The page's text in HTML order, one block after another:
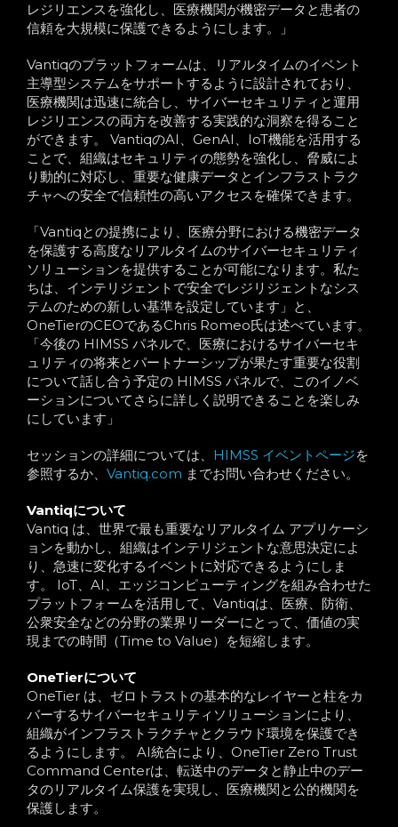
レジリエンスを強化し、医療機関が機密データと患者の
信頼を大規模に保護できるようにします。」
Vantiqのプラットフォームは、リアルタイムのイベント
主導型システムをサポートするように設計されており、
医療機関は迅速に統合し、サイバーセキュリティと運用
レジリエンスの両方を改善する実践的な洞察を得ること
ができます。 VantiqのAI、GenAI、IoT機能を活用する
ことで、組織はセキュリティの態勢を強化し、脅威によ
り動的に対応し、重要な健康データとインフラストラク
チャへの安全で信頼性の高いアクセスを確保できます。
「Vantiqとの提携により、医療分野における機密データ
を保護する高度なリアルタイムのサイバーセキュリティ
ソリューションを提供することが可能になります。私た
ちは、インテリジェントで安全でレジリジェントなシス
テムのための新しい基準を設定しています」と、
OneTierのCEOであるChris Romeo氏は述べています。
「今後の HIMSS パネルで、医療におけるサイバーセキ
ュリティの将来とパートナーシップが果たす重要な役割
について話し合う予定の HIMSS パネルで、このイノベ
ーションについてさらに詳しく説明できることを楽しみ
にしています」
セッションの詳細については、 HIMSS イベントページを
参照するか、 Vantiq.com までお問い合わせください。
Vantiqについて
Vantiq は、世界で最も重要なリアルタイム アプリケーシ
ョンを動かし、組織はインテリジェントな意思決定によ
り、急速に変化するイベントに対応できるようにしま
す。 IoT、AI、エッジコンピューティングを組み合わせた
プラットフォームを活用して、Vantiqは、医療、防衛、
公衆安全などの分野の業界リーダーにとって、価値の実
現までの時間（Time to Value）を短縮します。
OneTierについて
OneTier は、ゼロトラストの基本的なレイヤーと柱をカ
バーするサイバーセキュリティソリューションにより、
組織がインフラストラクチャとクラウド環境を保護でき
るようにします。 AI統合により、OneTier Zero Trust
Command Centerは、転送中のデータと静止中のデー
タのリアルタイム保護を実現し、医療機関と公的機関を
保護します。